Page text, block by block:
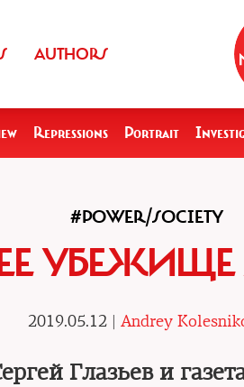
AUTHORS
Repressions Portrait
#POWER/SOCIETY
УБЕЖИЩЕ
2019.05.12 | Andrey
Глазьев и